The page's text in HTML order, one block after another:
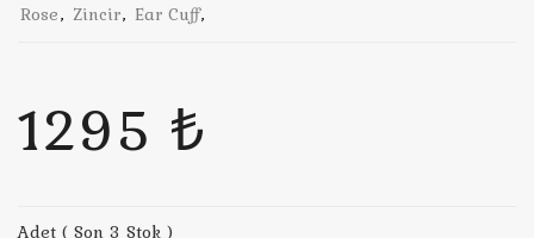
Rose, Zincir, Ear Cuff,
1295 ₺
Adet ( Son 3 Stok )